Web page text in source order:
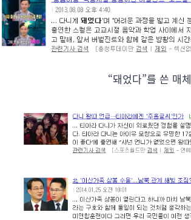
“돼었다”를 쓴 매체